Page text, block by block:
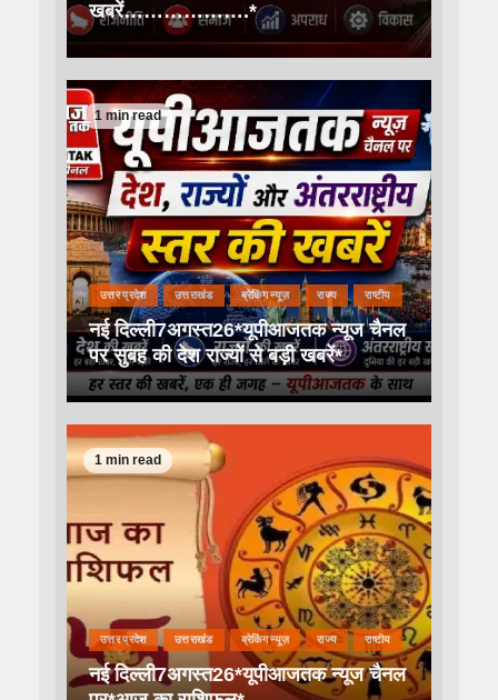
खबरें……………….*
1 min read
उत्तर प्रदेश उत्तराखंड ब्रेकिंग न्यूज़ राज्य राष्टीय
नई दिल्ली7अगस्त26*यूपीआजतक न्यूज चैनल
पर सुबह की देश राज्यों से बड़ी खबरें*
1 min read
उत्तर प्रदेश उत्तराखंड ब्रेकिंग न्यूज़ राज्य राष्टीय
नई दिल्ली7अगस्त26*यूपीआजतक न्यूज चैनल